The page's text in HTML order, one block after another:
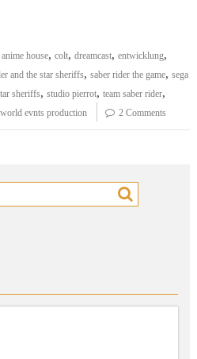
anime house,colt,dreamcast,entwicklung,
and the star sheriffs,saber rider the game,sega
sheriffs,studio pierrot,team saber rider,
world evnts production 2 Comments